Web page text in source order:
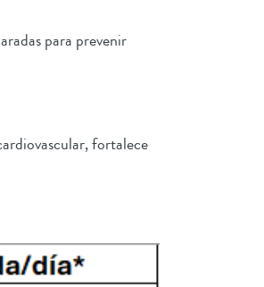
para prevenir
fortalece